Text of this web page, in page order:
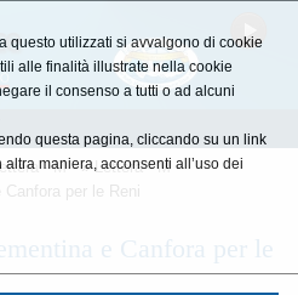
- M - »Lettera - M -
Canfora per le Reni
e Canfora per le
questo utilizzati si avvalgono di cookie
alle finalità illustrate nella cookie
il consenso a tutti o ad alcuni
questa pagina, cliccando su un link
maniera, acconsenti all’uso dei